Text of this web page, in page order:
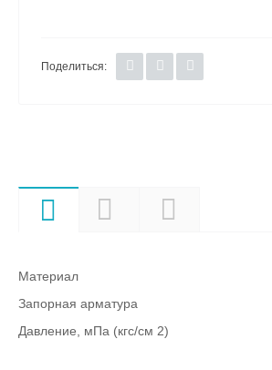
Поделиться:
Материал
Запорная арматура
Давление, мПа (кгс/см 2)